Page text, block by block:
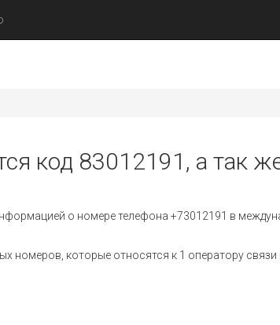
код 83012191, а так
о номере телефона +73012191 в
номеров, которые относятся к 1 оператору связи